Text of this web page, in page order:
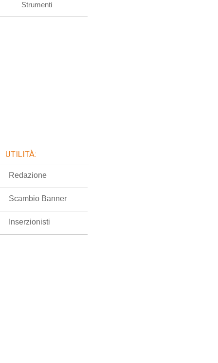
Strumenti
UTILITÀ:
Redazione
Scambio Banner
Inserzionisti